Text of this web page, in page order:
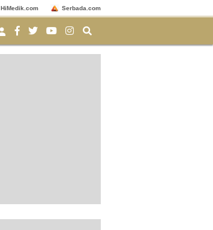
HiMedik.com Serbada.com